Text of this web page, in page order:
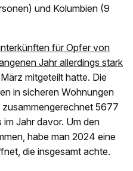
und Kolumbien (9
für Opfer von
Jahr allerdings stark
mitgeteilt hatte. Die
in sicheren Wohnungen
5677
Jahr davor. Um den
habe man 2024 eine
die insgesamt achte.